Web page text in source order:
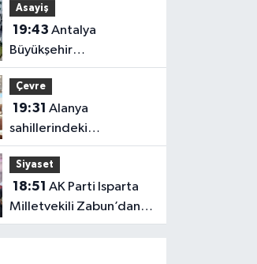
tepki çekti
Asayiş
19:43
Büyükşehir
soruşturmasında iki isim
hakkında yeni karar
Çevre
19:31
sahillerindeki
mikroplastik kirliliğinin
kaynağı açıklandı
Siyaset
18:51
Milletvekili Zabun’dan
Antalya mesajı: “Ne